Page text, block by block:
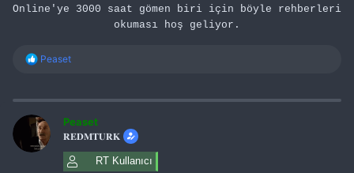
Online'ye 3000 saat gömen biri için böyle rehberleri
okuması hoş geliyor.
T
k
l
e
r
Peaset
Peaset
𝐑𝐄𝐃𝐌𝐓𝐔𝐑𝐊
RT Kullanıcı